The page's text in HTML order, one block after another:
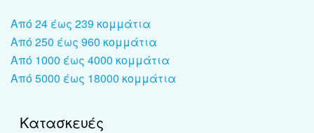
Από 24 έως 239 κομμάτια
Από 250 έως 960 κομμάτια
Από 1000 έως 4000 κομμάτια
Από 5000 έως 18000 κομμάτια
Κατασκευές